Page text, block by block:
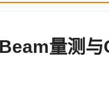
量测